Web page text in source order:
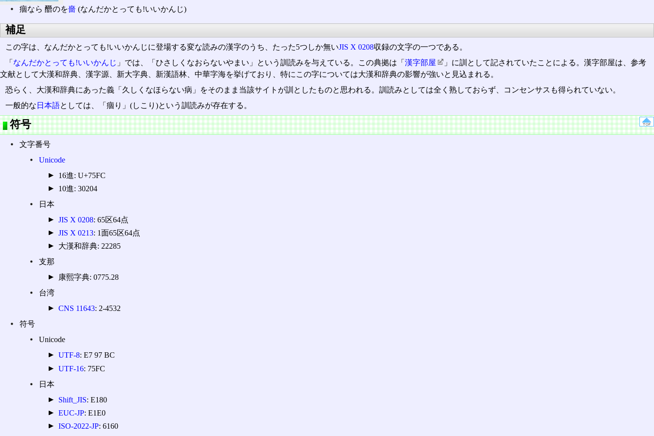
痼なら 䤐のを嗇 (なんだかとっても!いいかんじ)
補足
この字は、なんだかとっても!いいかんじに登場する変な読みの漢字のうち、たった5つしか無いJIS X 0208収録の文字の一つである。
「 なんだかとっても!いいかんじ 」では、「ひさしくなおらないやまい」という訓読みを与えている。この典拠は「漢字部屋
」に訓として記されていたことによる。漢字部屋は、参考
文献として大漢和辞典、漢字源、新大字典、新漢語林、中華字海を挙げており、特にこの字については大漢和辞典の影響が強いと見込まれる。
恐らく、大漢和辞典にあった義「久しくなほらない病」をそのまま当該サイトが訓としたものと思われる。訓読みとしては全く熟しておらず、コンセンサスも得られていない。
一般的な 日本語としては、「痼り」(しこり)という訓読みが存在する。
符号
文字番号
Unicode
16進: U+75FC
10進: 30204
日本
JIS X 0208: 65区64点
JIS X 0213: 1面65区64点
大漢和辞典: 22285
支那
康熙字典: 0775.28
台湾
CNS 11643: 2-4532
符号
Unicode
UTF-8: E7 97 BC
UTF-16: 75FC
日本
Shift_JIS: E180
EUC-JP: E1E0
ISO-2022-JP: 6160